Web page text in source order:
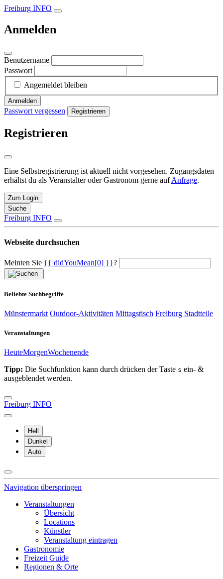
Freiburg INFO
Anmelden
Benutzername
Passwort
Angemeldet bleiben
Anmelden
Passwort vergessen Registrieren
Registrieren
Eine Selbstregistrierung ist aktuell nicht vorgesehen. Zugangsdaten
erhältst du als Veranstalter oder Gastronom gerne aufAnfrage.
Zum Login
Suche
Freiburg INFO
Webseite durchsuchen
Meinten Sie {{ didYouMean[0] }}?
Beliebte Suchbegriffe
Münstermarkt Outdoor-Aktivitäten Mittagstisch Freiburg Stadtteile
Veranstaltungen
HeuteMorgenWochenende
Tipp: Die Suchfunktion kann durch drücken der Taste s ein- &
ausgeblendet werden.
Freiburg INFO
Hell
Dunkel
Auto
Navigation überspringen
Veranstaltungen
Übersicht
Locations
Künstler
Veranstaltung eintragen
Gastronomie
Freizeit Guide
Regionen & Orte